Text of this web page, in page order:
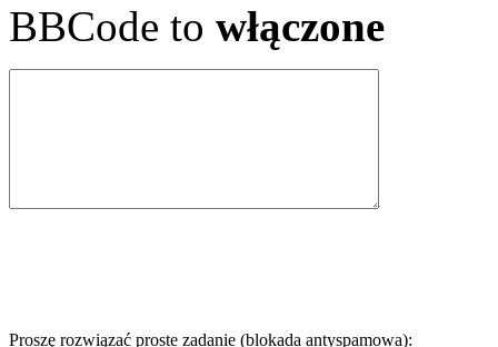
BBCode to włączone
Proszę rozwiązać proste zadanie (blokada antyspamowa):